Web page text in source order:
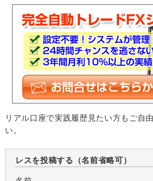
リアル口座で実践履歴見たい方もご自
い。
レスを投稿する（名前省略可）